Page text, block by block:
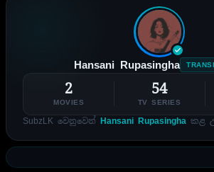
Hansani Rupasingha
2
MOVIES
54
TV SERIES
SubzLK වෙනුවෙන් Hansani Rupasingha කළ